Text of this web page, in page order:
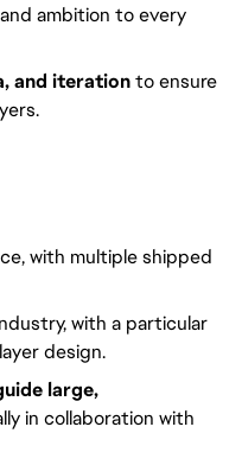
ambition to every
and iterationto ensure
with multiple shipped
with a particular
design.
large,
in collaboration with